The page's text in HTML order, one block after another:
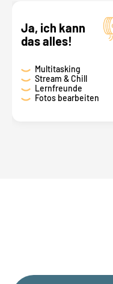
Ja, ich kann
das alles!
Multitasking
Stream & Chill
Lernfreunde
Fotos bearbeiten